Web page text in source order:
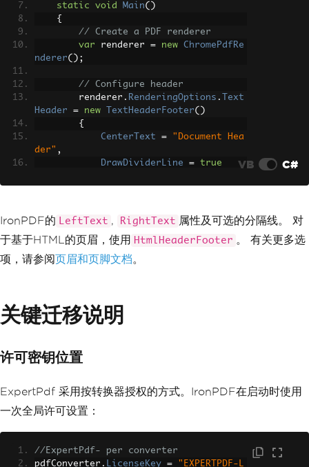
// Convert HTML file to PDF
byte
pdfBytes
pdfConverte
GetPdfBytesFromHtmlFile
"input.htm
l"
// Save to file
System
IO . File
WriteAllBytes
( "output-with-header-footer.pdf"
aders and footers created successfull
}
static
void Main()
{
// Create a PDF renderer
var renderer = new
ChromePdfRe
nderer();
// Configure header
        renderer
. RenderingOptions .
Text
Header
= new TextHeaderFooter()
{
CenterText
=
"Document Hea
der" ,
DrawDividerLine
=
true
numbers
        renderer
RenderingOptions . Text
Footer
= new TextHeaderFooter()
{
};
ileAsPdf
// Save to file
        pdf
.SaveAs("output-with-header
-footer.pdf"
aders and footers created successfull
y!");
VB C#
IronPDF的 LeftText , RightText 属性及可选的分隔线。 对
于基于HTML的页眉，使用 HtmlHeaderFooter 。 有关更多选
项，请参阅页眉和页脚文档。
关键迁移说明
许可密钥位置
ExpertPdf 采用按转换器授权的方式。IronPDF在启动时使用
一次全局许可设置：
//ExpertPdf- per converter
pdfConverter . LicenseKey = "EXPERTPDF-L